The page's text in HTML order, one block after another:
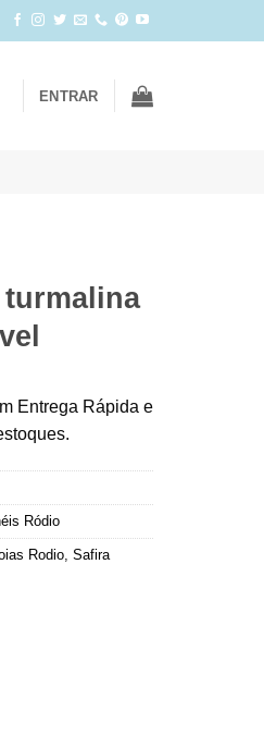
ENTRAR
Entrega Rápida e
Ródio
Rodio Safira